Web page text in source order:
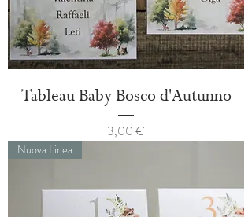
Tableau Baby Bosco d'Autunno
Prezzo
3,00 €
Nuova Linea